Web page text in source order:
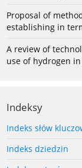
Proposal of
establishing in
A review of
use of hydrogen
Indeksy
Indeks słów
Indeks dziedzin